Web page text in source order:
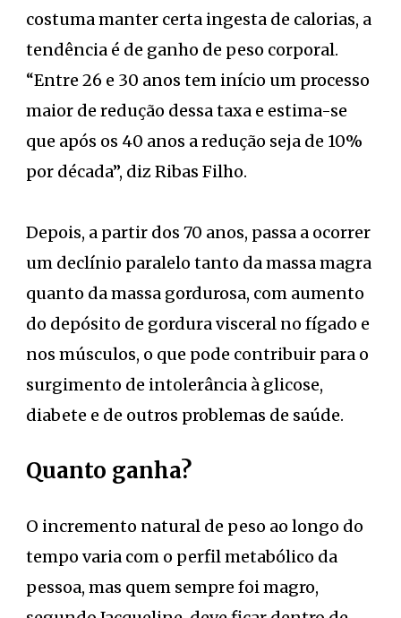
costuma manter certa ingesta de calorias, a
tendência é de ganho de peso corporal.
“Entre 26 e 30 anos tem início um processo
maior de redução dessa taxa e estima-se
que após os 40 anos a redução seja de 10%
por década”, diz Ribas Filho.
Depois, a partir dos 70 anos, passa a ocorrer
um declínio paralelo tanto da massa magra
quanto da massa gordurosa, com aumento
do depósito de gordura visceral no fígado e
nos músculos, o que pode contribuir para o
surgimento de intolerância à glicose,
diabete e de outros problemas de saúde.
Quanto ganha?
O incremento natural de peso ao longo do
tempo varia com o perfil metabólico da
pessoa, mas quem sempre foi magro,